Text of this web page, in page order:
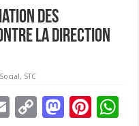
des
la direction
Social, STC
E
C
M Pi